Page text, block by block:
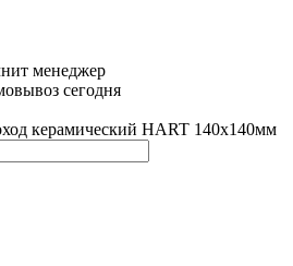
менеджер
сегодня
керамический HART 140х140мм